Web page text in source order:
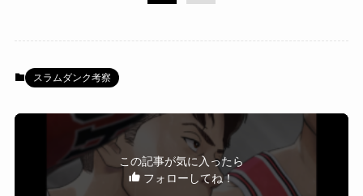
スラムダンク考察
この記事が気に入ったら
フォローしてね！